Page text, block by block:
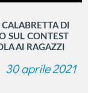
DI
SUL CONTEST
AI RAGAZZI
30 aprile 2021